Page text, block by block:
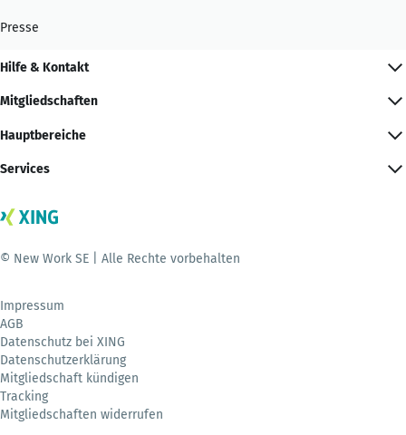
Presse
Hilfe & Kontakt
Mitgliedschaften
Hauptbereiche
Services
© New Work SE | Alle Rechte vorbehalten
Impressum
AGB
Datenschutz bei XING
Datenschutzerklärung
Mitgliedschaft kündigen
Tracking
Mitgliedschaften widerrufen